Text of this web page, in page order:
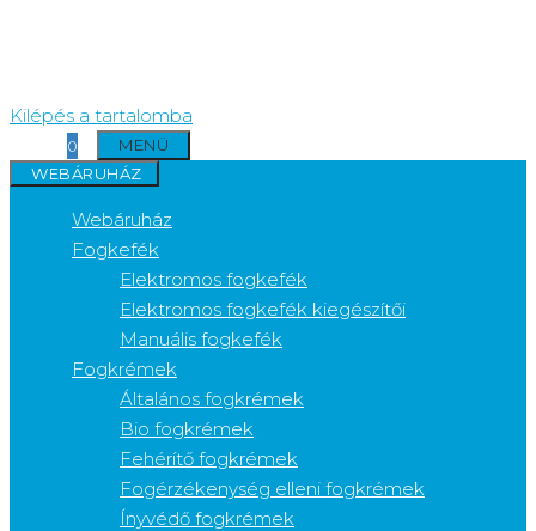
Kilépés a tartalomba
0
MENÜ
WEBÁRUHÁZ
Webáruház
Fogkefék
Elektromos fogkefék
Elektromos fogkefék kiegészítői
Manuális fogkefék
Fogkrémek
Általános fogkrémek
Bio fogkrémek
Fehérítő fogkrémek
Fogérzékenység elleni fogkrémek
Ínyvédő fogkrémek